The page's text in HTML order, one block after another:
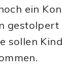
ein
gestolpert
sollen